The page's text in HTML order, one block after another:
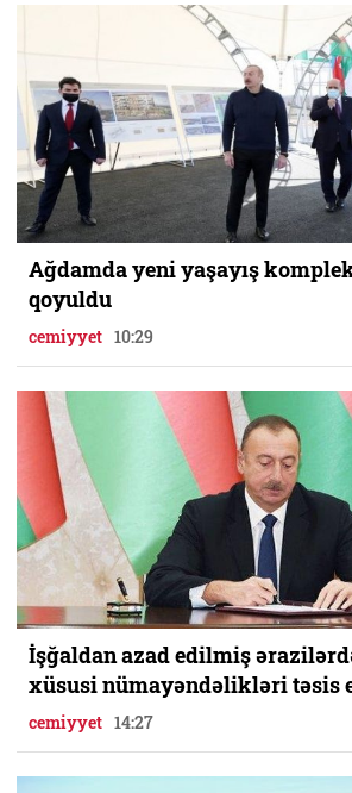
Ağdamda yeni yaşayış
qoyuldu
cemiyyet 10:29
İşğaldan azad edilmiş
xüsusi nümayəndəlikləri təsis
cemiyyet 14:27